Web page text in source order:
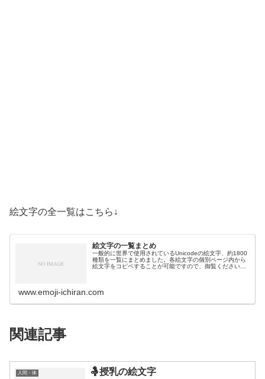
絵文字の全一覧はこちら↓
絵文字の一覧まとめ
一般的に世界で使用されているUnicodeの絵文字、約1800
種類を一覧にまとめました。各絵文字の個別ページ内から
絵文字をコピペすることが可能ですので、御覧ください。
www.emoji-ichiran.com
関連記事
人間・体 🤱授乳の絵文字